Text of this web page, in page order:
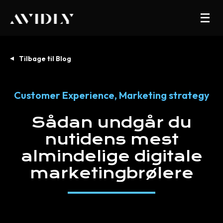
Tilbage til Blog
Customer Experience, Marketing strategy
Sådan undgår du
nutidens mest
almindelige digitale
marketingbrølere